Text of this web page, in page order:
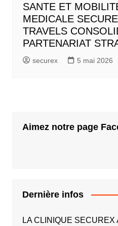
SANTE ET
MEDICALE
TRAVELS
PARTENARIAT
securex 5 mai 2026
Aimez notre page
Dernière infos
LA CLINIQUE